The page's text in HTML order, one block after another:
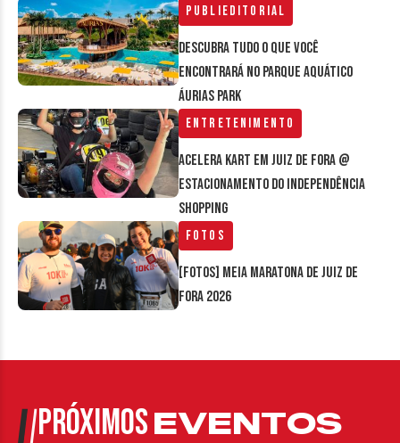
Publieditorial
Descubra tudo o que você
encontrará no parque aquático
Áurias Park
Entretenimento
Acelera Kart em Juiz de Fora @
estacionamento do Independência
Shopping
Fotos
[FOTOS] Meia Maratona de Juiz de
Fora 2026
PRÓXIMOSEVENTOS